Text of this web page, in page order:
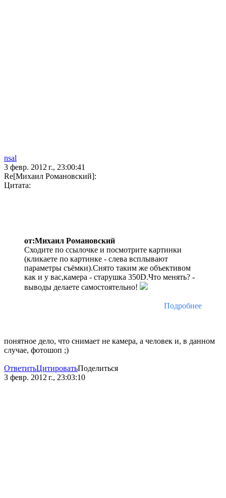
nsal
3 февр. 2012 г., 23:00:41
Re[Михаил Романовский]:
Цитата:
от:Михаил Романовский
Сходите по ссылочке и посмотрите картинки
(кликаете по картинке - слева всплывают
параметры съёмки).Снято таким же объективом
как и у вас,камера - старушка 350D.Что менять? -
выводы делаете самостоятельно!
Подробнее
понятное дело, что снимает не камера, а человек и, в данном
случае, фотошоп ;)
ОтветитьЦитироватьПоделиться
3 февр. 2012 г., 23:03:10